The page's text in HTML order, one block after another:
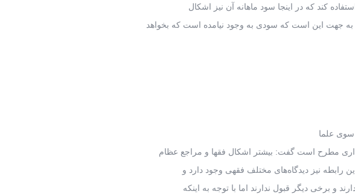
کند که در اینجا سود ماهانه آن نیز اشکال
به جهت این است که سودی به وجود نیامده است که بخواهد
سوی علما
مطرح است گفت: بیشتر اشکال فقها و مراجع عظام
رابطه نیز دیدگاه‌های مختلف فقهی وجود دارد و
و برخی دیگر قبول ندارند اما با توجه به اینکه